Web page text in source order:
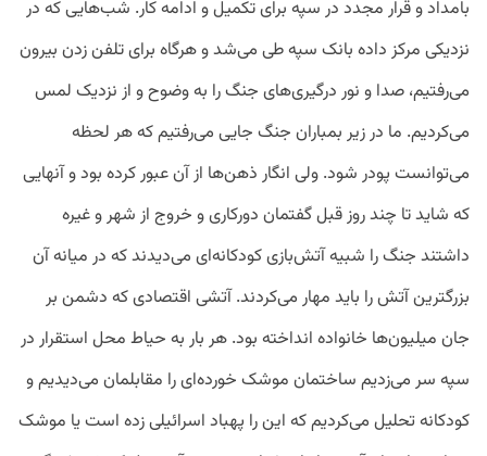
بامداد و قرار مجدد در سپه برای تکمیل و ادامه کار. شب‌هایی که در
نزدیکی مرکز داده بانک سپه طی می‌شد و هرگاه برای تلفن زدن بیرون
می‌رفتیم، صدا و نور درگیری‌های جنگ را به وضوح و از نزدیک لمس
می‌کردیم. ما در زیر بمباران جنگ جایی می‌رفتیم که هر لحظه
می‌توانست پودر شود. ولی انگار ذهن‌ها از آن عبور کرده بود و آنهایی
که شاید تا چند روز قبل گفتمان دورکاری و خروج از شهر و غیره
داشتند جنگ را شبیه آتش‌بازی کودکانه‌ای می‌دیدند که در میانه آن
بزرگترین آتش را باید مهار می‌کردند. آتشی اقتصادی که دشمن بر
جان میلیون‌ها خانواده انداخته بود. هر بار به حیاط محل استقرار در
سپه سر می‌زدیم ساختمان موشک خورده‌ای را مقابلمان می‌دیدیم و
کودکانه تحلیل می‌کردیم که این را پهباد اسرائیلی زده است یا موشک